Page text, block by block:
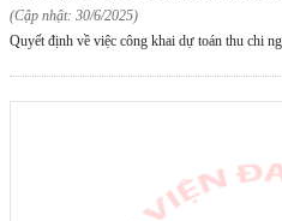
(Cập nhật: 30/6/2025)
Quyết định về việc công khai dự toán thu chi